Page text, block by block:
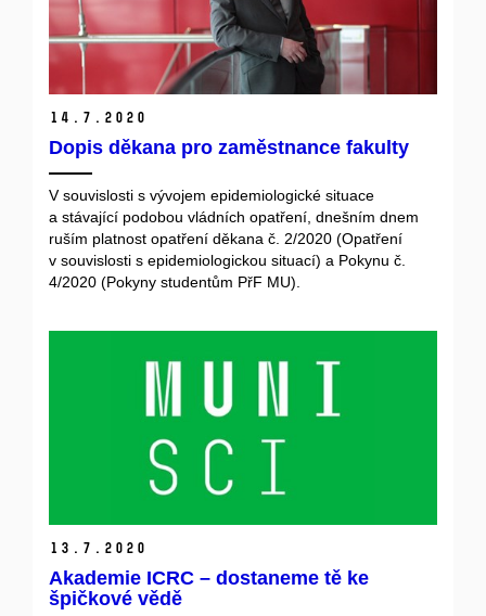
14. 7. 2020
Dopis děkana pro zaměstnance fakulty
V souvislosti s vývojem epidemiologické situace
a stávající podobou vládních opatření, dnešním dnem
ruším platnost opatření děkana č. 2/2020 (Opatření
v souvislosti s epidemiologickou situací) a Pokynu č.
4/2020 (Pokyny studentům PřF MU).
13. 7. 2020
Akademie ICRC – dostaneme tě ke
špičkové vědě